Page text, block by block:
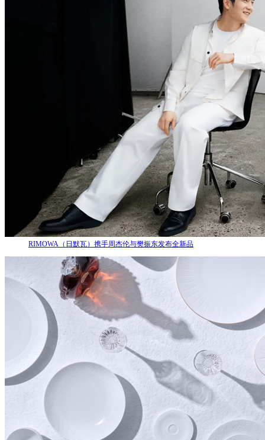
RIMOWA（日默瓦）携手周杰伦与樊振东发布全新品